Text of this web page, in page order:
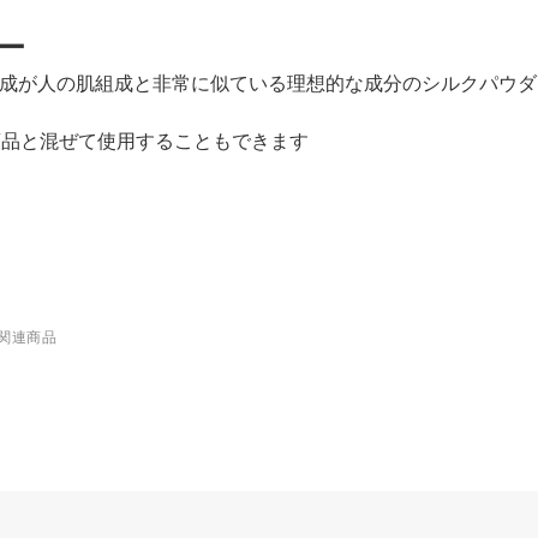
が人の肌組成と非常に似ている理想的な成分のシルクパウ
と混ぜて使用することもできます
連商品